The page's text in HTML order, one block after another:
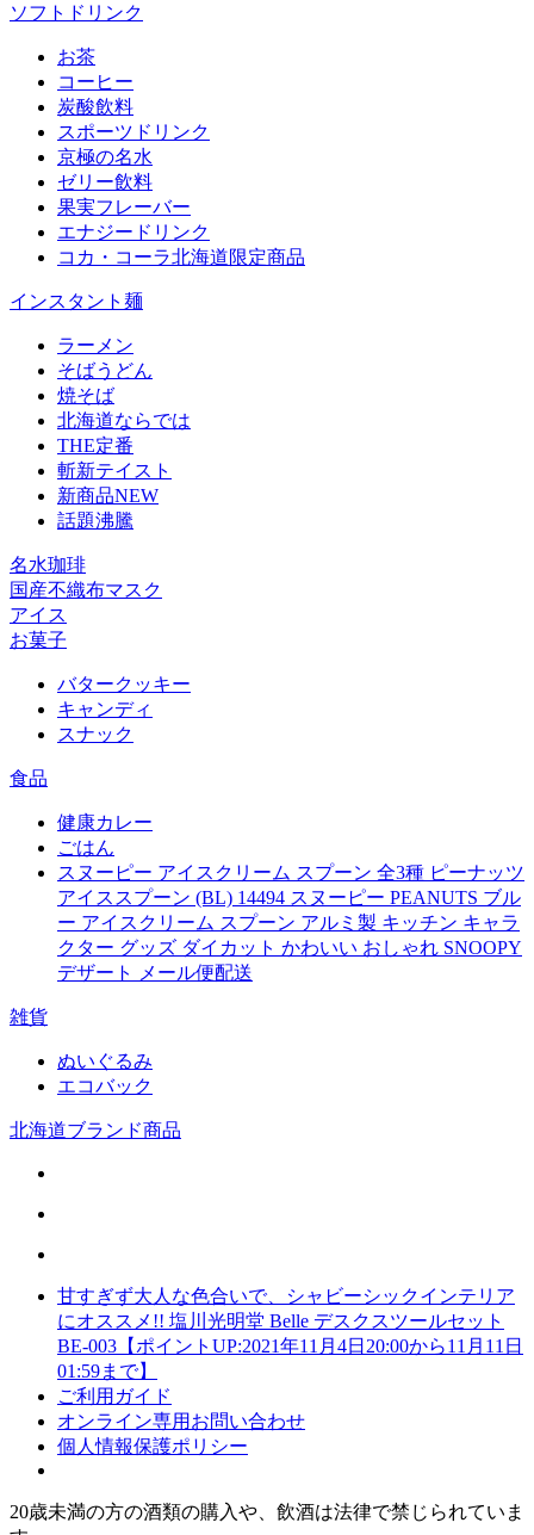
ソフトドリンク
お茶
コーヒー
炭酸飲料
スポーツドリンク
京極の名水
ゼリー飲料
果実フレーバー
エナジードリンク
コカ・コーラ北海道限定商品
インスタント麺
ラーメン
そばうどん
焼そば
北海道ならでは
THE定番
斬新テイスト
新商品NEW
話題沸騰
名水珈琲
国産不織布マスク
アイス
お菓子
バタークッキー
キャンディ
スナック
食品
健康カレー
ごはん
スヌーピー アイスクリーム スプーン 全3種 ピーナッツ
アイススプーン (BL) 14494 スヌーピー PEANUTS ブル
ー アイスクリーム スプーン アルミ製 キッチン キャラ
クター グッズ ダイカット かわいい おしゃれ SNOOPY
デザート メール便配送
雑貨
ぬいぐるみ
エコバック
北海道ブランド商品
甘すぎず大人な色合いで、シャビーシックインテリア
にオススメ!! 塩川光明堂 Belle デスクスツールセット
BE-003【ポイントUP:2021年11月4日20:00から11月11日
01:59まで】
ご利用ガイド
オンライン専用お問い合わせ
個人情報保護ポリシー
20歳未満の方の酒類の購入や、飲酒は法律で禁じられていま